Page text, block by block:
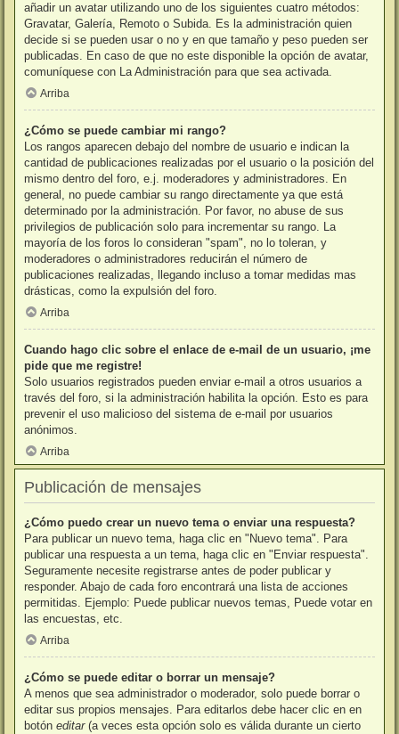
añadir un avatar utilizando uno de los siguientes cuatro métodos:
Gravatar, Galería, Remoto o Subida. Es la administración quien
decide si se pueden usar o no y en que tamaño y peso pueden ser
publicadas. En caso de que no este disponible la opción de avatar,
comuníquese con La Administración para que sea activada.
Arriba
¿Cómo se puede cambiar mi rango?
Los rangos aparecen debajo del nombre de usuario e indican la
cantidad de publicaciones realizadas por el usuario o la posición del
mismo dentro del foro, e.j. moderadores y administradores. En
general, no puede cambiar su rango directamente ya que está
determinado por la administración. Por favor, no abuse de sus
privilegios de publicación solo para incrementar su rango. La
mayoría de los foros lo consideran "spam", no lo toleran, y
moderadores o administradores reducirán el número de
publicaciones realizadas, llegando incluso a tomar medidas mas
drásticas, como la expulsión del foro.
Arriba
Cuando hago clic sobre el enlace de e-mail de un usuario, ¡me
pide que me registre!
Solo usuarios registrados pueden enviar e-mail a otros usuarios a
través del foro, si la administración habilita la opción. Esto es para
prevenir el uso malicioso del sistema de e-mail por usuarios
anónimos.
Arriba
Publicación de mensajes
¿Cómo puedo crear un nuevo tema o enviar una respuesta?
Para publicar un nuevo tema, haga clic en "Nuevo tema". Para
publicar una respuesta a un tema, haga clic en "Enviar respuesta".
Seguramente necesite registrarse antes de poder publicar y
responder. Abajo de cada foro encontrará una lista de acciones
permitidas. Ejemplo: Puede publicar nuevos temas, Puede votar en
las encuestas, etc.
Arriba
¿Cómo se puede editar o borrar un mensaje?
A menos que sea administrador o moderador, solo puede borrar o
editar sus propios mensajes. Para editarlos debe hacer clic en en
botón editar(a veces esta opción solo es válida durante un cierto